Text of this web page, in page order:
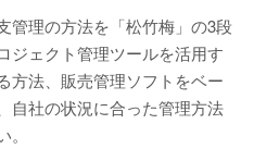
管理の方法を「松竹梅」の3段
ジェクト管理ツールを活用す
方法、販売管理ソフトをベー
自社の状況に合った管理方法